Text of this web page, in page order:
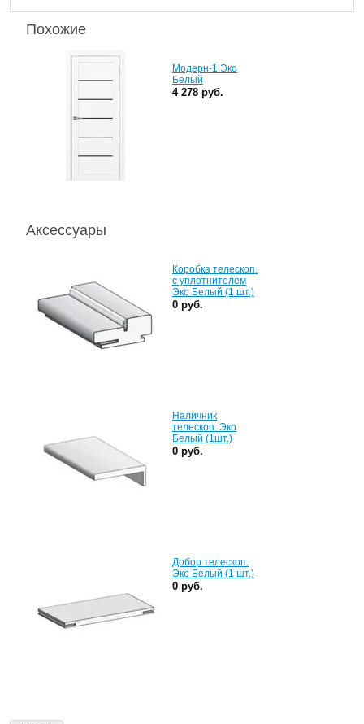
Похожие
Модерн-1 Эко
Белый
4 278 руб.
Аксессуары
Коробка телескоп.
с уплотнителем
Эко Белый (1 шт.)
0 руб.
Наличник
телескоп. Эко
Белый (1шт.)
0 руб.
Добор телескоп.
Эко Белый (1 шт.)
0 руб.